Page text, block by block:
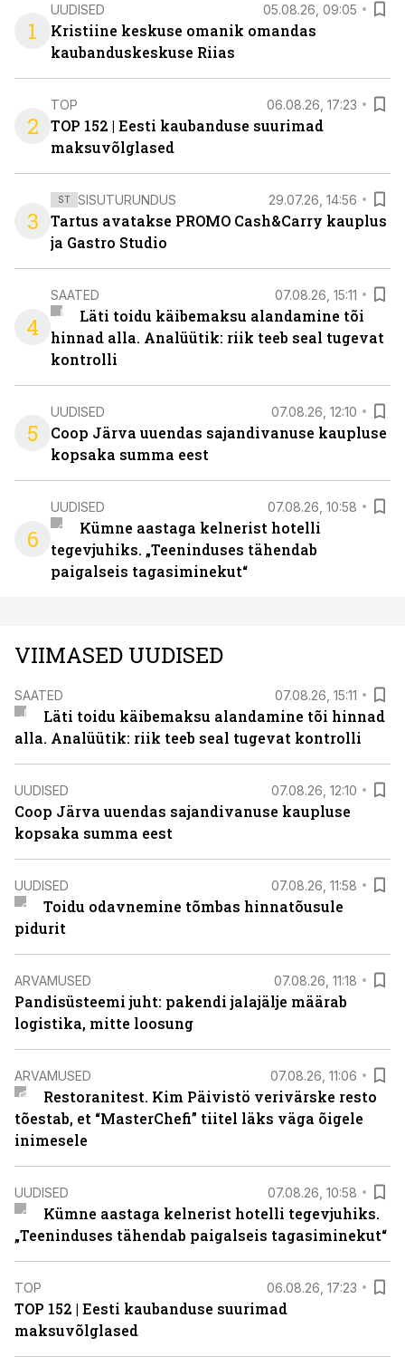
1
UUDISED 05.08.26, 09:05
Kristiine keskuse omanik omandas
kaubanduskeskuse Riias
2
TOP 06.08.26, 17:23
TOP 152 | Eesti kaubanduse suurimad
maksuvõlglased
3
ST SISUTURUNDUS 29.07.26, 14:56
Tartus avatakse PROMO Cash&Carry kauplus
ja Gastro Studio
4
SAATED 07.08.26, 15:11
Läti toidu käibemaksu alandamine tõi
hinnad alla. Analüütik: riik teeb seal tugevat
kontrolli
5
UUDISED 07.08.26, 12:10
Coop Järva uuendas sajandivanuse kaupluse
kopsaka summa eest
6
UUDISED 07.08.26, 10:58
Kümne aastaga kelnerist hotelli
tegevjuhiks. „Teeninduses tähendab
paigalseis tagasiminekut“
VIIMASED UUDISED
SAATED 07.08.26, 15:11
Läti toidu käibemaksu alandamine tõi hinnad
alla. Analüütik: riik teeb seal tugevat kontrolli
UUDISED 07.08.26, 12:10
Coop Järva uuendas sajandivanuse kaupluse
kopsaka summa eest
UUDISED 07.08.26, 11:58
Toidu odavnemine tõmbas hinnatõusule
pidurit
ARVAMUSED 07.08.26, 11:18
Pandisüsteemi juht: pakendi jalajälje määrab
logistika, mitte loosung
ARVAMUSED 07.08.26, 11:06
Restoranitest. Kim Päivistö verivärske resto
tõestab, et “MasterChefi” tiitel läks väga õigele
inimesele
UUDISED 07.08.26, 10:58
Kümne aastaga kelnerist hotelli tegevjuhiks.
„Teeninduses tähendab paigalseis tagasiminekut“
TOP 06.08.26, 17:23
TOP 152 | Eesti kaubanduse suurimad
maksuvõlglased